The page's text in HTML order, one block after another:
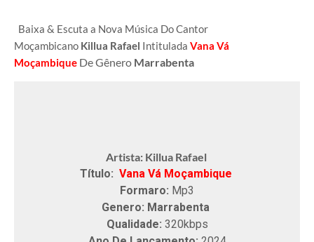
Baixa & Escuta a Nova Música Do Cantor
Moçambicano Killua Rafael Intitulada Vana Vá
Moçambique De Gênero Marrabenta
Artista: Killua Rafael
Título: Vana Vá Moçambique
Formaro: Mp3
Genero: Marrabenta
Qualidade: 320kbps